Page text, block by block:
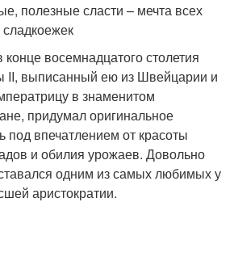
полезные сласти – мечта всех
восемнадцатого столетия
II, выписанный ею из Швейцарии и
в знаменитом
придумал оригинальное
под впечатлением от красоты
и обилия урожаев. Довольно
одним из самых любимых у
аристократии.